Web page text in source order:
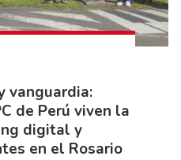
vanguardia:
de Perú viven la
digital y
en el Rosario